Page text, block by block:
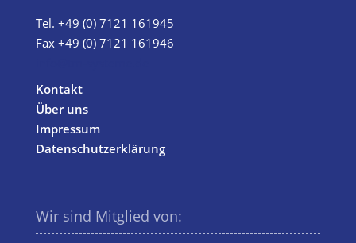
Tel. +49 (0) 7121 161945
Fax +49 (0) 7121 161946
Kontakt
Über uns
Impressum
Datenschutzerklärung
Wir sind Mitglied von: